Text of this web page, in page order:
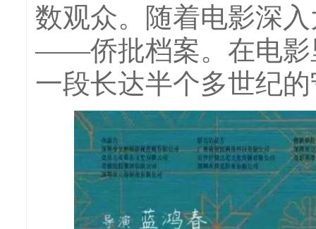
数观众。随着电影深
——侨批档案。在电影
一段长达半个多世纪